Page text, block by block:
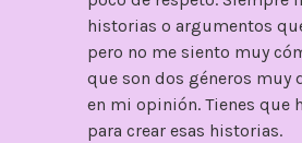
historias o argumentos
pero no me siento muy
que son dos géneros muy
en mi opinión. Tienes que
para crear esas historias.